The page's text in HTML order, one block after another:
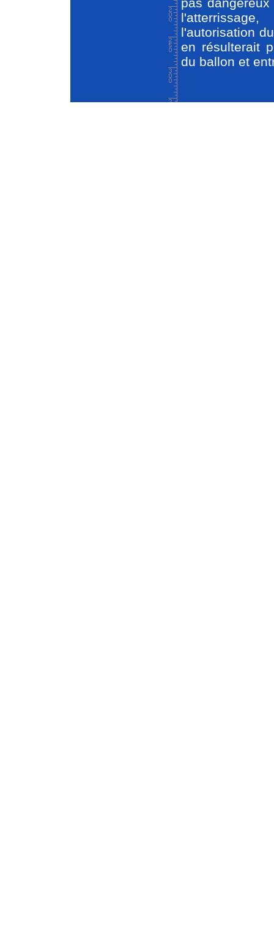
l'autorisation
en résulterait
du ballon et